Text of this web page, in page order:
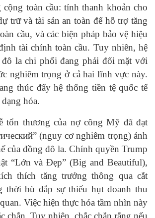
toàn cầu: tính thanh khoản cho
trữ và tài sản an toàn để hỗ trợ tăng
cầu, và các biện pháp bảo vệ hiệu
tài chính toàn cầu. Tuy nhiên, hệ
la chi phối đang phải đối mặt với
nghiêm trọng ở cả hai lĩnh vực này.
thúc đẩy hệ thống tiền tệ quốc tế
hóa.
tổn thương của nợ công Mỹ đã đạt
(nguy cơ nghiêm trọng) ảnh
của đồng đô la. Chính quyền Trump
“Lớn và Đẹp” (Big and Beautiful),
thích tăng trưởng thông qua cắt
thời bù đắp sự thiếu hụt doanh thu
Việc hiện thực hóa tầm nhìn này
chắn. Tuy nhiên, chắc chắn rằng nếu